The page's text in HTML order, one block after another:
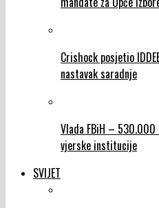
Crishock posjetio
nastavak saradnje
Vlada FBiH –
vjerske institucije
SVIJET